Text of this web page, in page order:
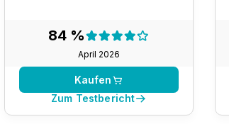
84 %
April 2026
Testergebnis:
84 %
Kaufen
Zum Testbericht